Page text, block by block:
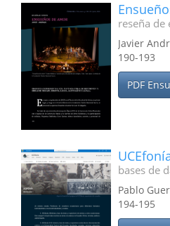
reseña de
Javier
190-193
PDF
bases de
Pablo
194-195